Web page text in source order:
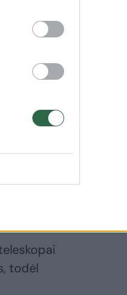
sustiprina
tikimybę, kad
vandenyne gali būti
todėl